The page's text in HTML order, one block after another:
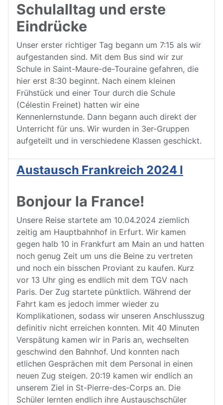
Schulalltag und erste
Eindrücke
Unser erster richtiger Tag begann um 7:15 als wir
aufgestanden sind. Mit dem Bus sind wir zur
Schule in Saint-Maure-de-Touraine gefahren, die
hier erst 8:30 beginnt. Nach einem kleinen
Frühstück und einer Tour durch die Schule
(Célestin Freinet) hatten wir eine
Kennenlernstunde. Dann begann auch direkt der
Unterricht für uns. Wir wurden in 3er-Gruppen
aufgeteilt und in verschiedene Klassen geschickt.
Austausch Frankreich 2024 I
Bonjour la France!
Unsere Reise startete am 10.04.2024 ziemlich
zeitig am Hauptbahnhof in Erfurt. Wir kamen
gegen halb 10 in Frankfurt am Main an und hatten
noch genug Zeit um uns die Beine zu vertreten
und noch ein bisschen Proviant zu kaufen. Kurz
vor 13 Uhr ging es endlich mit dem TGV nach
Paris. Der Zug startete pünktlich. Während der
Fahrt kam es jedoch immer wieder zu
Komplikationen, sodass wir unseren Anschlusszug
definitiv nicht erreichen konnten. Mit 40 Minuten
Verspätung kamen wir in Paris an, wechselten
geschwind den Bahnhof. Und konnten nach
etlichen Gesprächen mit dem Personal in einen
neuen Zug steigen. 20:19 kamen wir endlich an
unserem Ziel in St-Pierre-des-Corps an. Die
Schüler lernten endlich ihre Austauschschüler